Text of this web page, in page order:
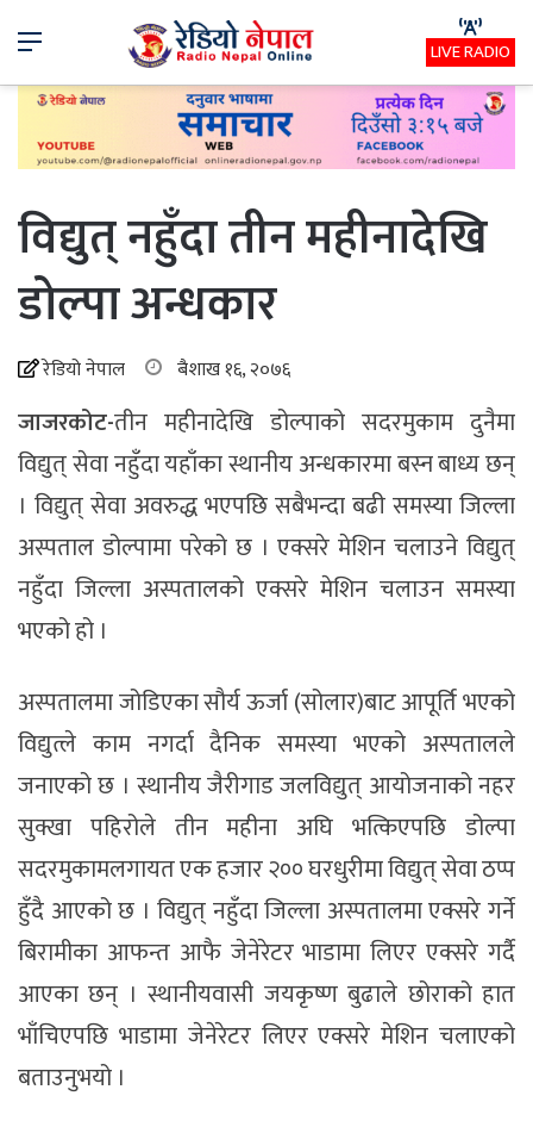
Menu LIVE RADIO
विद्युत् नहुँदा तीन महीनादेखि
डोल्पा अन्धकार
रेडियो नेपाल बैशाख १६, २०७६
जाजरकोट-तीन महीनादेखि डोल्पाको सदरमुकाम दुनैमा
विद्युत् सेवा नहुँदा यहाँका स्थानीय अन्धकारमा बस्न बाध्य छन्
। विद्युत् सेवा अवरुद्ध भएपछि सबैभन्दा बढी समस्या जिल्ला
अस्पताल डोल्पामा परेको छ । एक्सरे मेशिन चलाउने विद्युत्
नहुँदा जिल्ला अस्पतालको एक्सरे मेशिन चलाउन समस्या
भएको हो ।
अस्पतालमा जोडिएका सौर्य ऊर्जा (सोलार)बाट आपूर्ति भएको
विद्युत्ले काम नगर्दा दैनिक समस्या भएको अस्पतालले
जनाएको छ । स्थानीय जैरीगाड जलविद्युत् आयोजनाको नहर
सुक्खा पहिरोले तीन महीना अघि भत्किएपछि डोल्पा
सदरमुकामलगायत एक हजार २०० घरधुरीमा विद्युत् सेवा ठप्प
हुँदै आएको छ । विद्युत् नहुँदा जिल्ला अस्पतालमा एक्सरे गर्ने
बिरामीका आफन्त आफै जेनेरेटर भाडामा लिएर एक्सरे गर्दै
आएका छन् । स्थानीयवासी जयकृष्ण बुढाले छोराको हात
भाँचिएपछि भाडामा जेनेरेटर लिएर एक्सरे मेशिन चलाएको
बताउनुभयो ।